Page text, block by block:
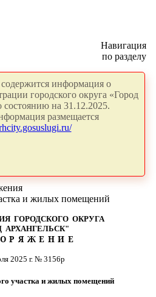
Навигация
по разделу
информация о
городского округа «Город
состоянию на 31.12.2025.
размещается
и жилых помещений
ГОРОДСКОГО ОКРУГА
АРХАНГЕЛЬСК"
2025 г. № 3156р
участка и жилых помещений